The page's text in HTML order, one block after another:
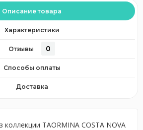
Описание товара
Характеристики
Отзывы 0
Способы оплаты
Доставка
коллекции TAORMINA COSTA NOVA